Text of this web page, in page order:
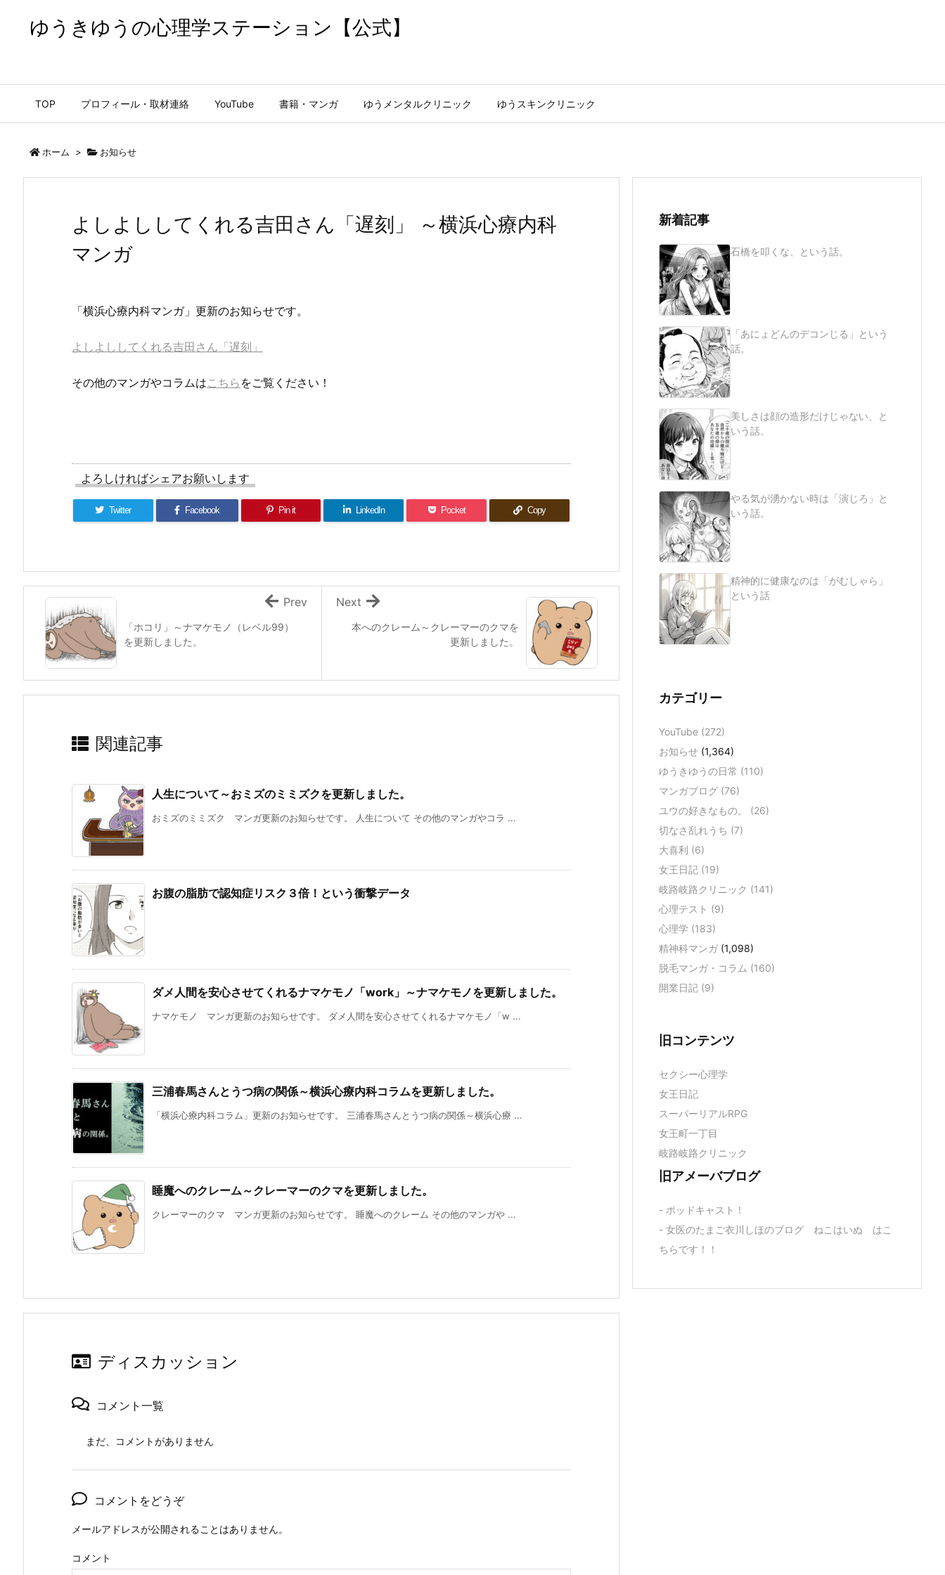
ゆうきゆうの心理学ステーション【公式】
TOP プロフィール・取材連絡 YouTube 書籍・マンガ ゆうメンタルクリニック ゆうスキンクリニック
ホーム > お知らせ
よしよししてくれる吉田さん「遅刻」 ～横浜心療内科
マンガ
「横浜心療内科マンガ」更新のお知らせです。
よしよししてくれる吉田さん「遅刻」
その他のマンガやコラムはこちら をご覧ください！
よろしければシェアお願いします
Twitter Facebook Pin it LinkedIn Pocket Copy
本へのクレーム～クレーマーのクマを
更新しました。
Next
「ホコリ」～ナマケモノ（レベル99）
を更新しました。
Prev
関連記事
人生について～おミズのミミズクを更新しました。
おミズのミミズク マンガ更新のお知らせです。 人生について その他のマンガやコラ ...
お腹の脂肪で認知症リスク３倍！という衝撃データ
ダメ人間を安心させてくれるナマケモノ「work」～ナマケモノを更新しました。
ナマケモノ マンガ更新のお知らせです。 ダメ人間を安心させてくれるナマケモノ「w ...
三浦春馬さんとうつ病の関係～横浜心療内科コラムを更新しました。
「横浜心療内科コラム」更新のお知らせです。 三浦春馬さんとうつ病の関係～横浜心療 ...
睡魔へのクレーム～クレーマーのクマを更新しました。
クレーマーのクマ マンガ更新のお知らせです。 睡魔へのクレーム その他のマンガや ...
ディスカッション
コメント一覧
まだ、コメントがありません
コメントをどうぞ
メールアドレスが公開されることはありません。
コメント
新着記事
石橋を叩くな、という話。
「あにょどんのデコンじる」という
話。
美しさは顔の造形だけじゃない、と
いう話。
やる気が湧かない時は「演じろ」と
いう話。
精神的に健康なのは「がむしゃら」
という話
カテゴリー
YouTube (272)
お知らせ (1,364)
ゆうきゆうの日常 (110)
マンガブログ (76)
ユウの好きなもの。 (26)
切なさ乱れうち (7)
大喜利 (6)
女王日記 (19)
岐路岐路クリニック (141)
心理テスト (9)
心理学 (183)
精神科マンガ (1,098)
脱毛マンガ・コラム (160)
開業日記 (9)
旧コンテンツ
セクシー心理学
女王日記
スーパーリアルRPG
女王町一丁目
岐路岐路クリニック
旧アメーバブログ
- ポッドキャスト！
- 女医のたまご衣川しほのブログ ねこはいぬ はこ
ちらです！！